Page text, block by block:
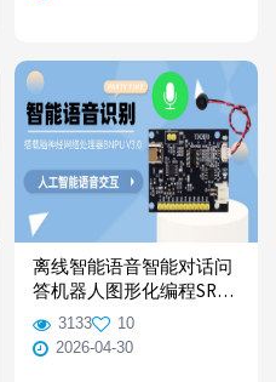
离线智能语音智能对话问
答机器人图形化编程SRAC
语音开发板使用资料
3133
10
2026-04-30